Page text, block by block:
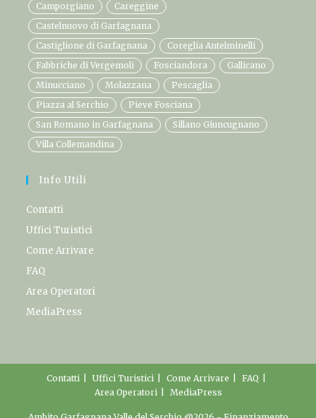
Camporgiano
Careggine
Castelnuovo di Garfagnana
Castiglione di Garfagnana
Coreglia Antelminelli
Fabbriche di Vergemoli
Fosciandora
Gallicano
Minucciano
Molazzana
Pescaglia
Piazza al Serchio
Pieve Fosciana
San Romano in Garfagnana
Sillano Giuncugnano
Villa Collemandina
Info Utili
Contatti
Uffici Turistici
Come Arrivare
FAQ
Area Operatori
MediaPress
Contatti Uffici Turistici Come Arrivare
FAQ
Area Operatori
MediaPress